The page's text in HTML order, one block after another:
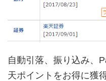
自動引落、振り込み、
天ポイントをお得に獲